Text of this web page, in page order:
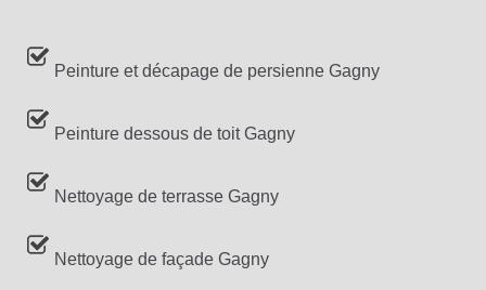
Peinture et décapage de persienne Gagny
Peinture dessous de toit Gagny
Nettoyage de terrasse Gagny
Nettoyage de façade Gagny